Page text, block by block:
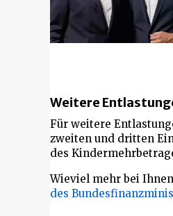
Weitere
Für weitere
zweiten und dritten
des
Wieviel mehr bei
des